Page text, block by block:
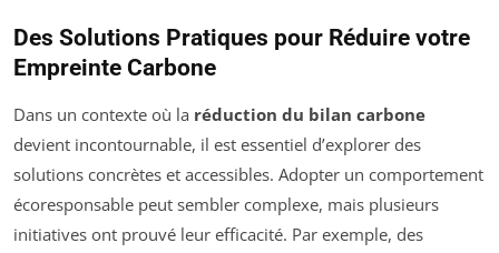
Des Solutions Pratiques pour Réduire votre
Empreinte Carbone
Dans un contexte où la réduction du bilan carbone
devient incontournable, il est essentiel d’explorer des
solutions concrètes et accessibles. Adopter un comportement
écoresponsable peut sembler complexe, mais plusieurs
initiatives ont prouvé leur efficacité. Par exemple, des